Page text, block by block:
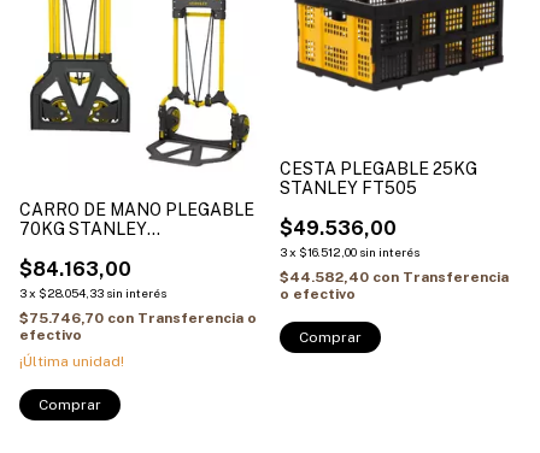
CARRO DE MANO PLEGABLE
70KG STANLEY
$84.163,00
3x $28.054,33 sin interés
$75.746,70 con Transferencia o
efectivo
¡Última unidad!
CESTA PLEGABLE 25KG
STANLEY FT505
$49.536,00
3x $16.512,00 sin interés
$44.582,40 con Transferencia
o efectivo